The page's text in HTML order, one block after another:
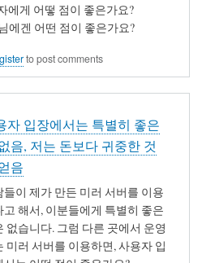
에게 어떻 점이 좋은가요?
에겐 어떤 점이 좋은가요?
to post comments
자 입장에서는 특별히 좋은
음, 저는 돈보다 귀중한 것
음
들이 제가 만든 미러 서버를 이용
고 해서, 이분들에게 특별히 좋은
없습니다. 그럼 다른 곳에서 운영
미러 서버를 이용하면, 사용자 입